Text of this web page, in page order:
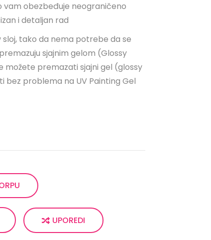
vam obezbeđuje neograničeno
i detaljan rad
sloj, tako da nema potrebe da se
sjajnim gelom (Glossy
možete premazati sjajni gel (glossy
bez problema na UV Painting Gel
UPOREDI